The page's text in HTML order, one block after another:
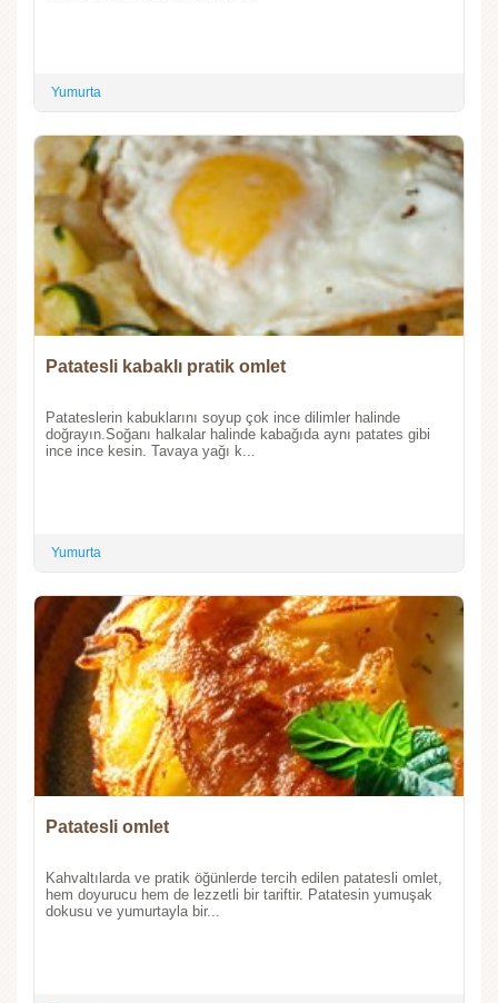
Yumurta
Patatesli kabaklı pratik omlet
Patateslerin kabuklarını soyup çok ince dilimler halinde
doğrayın.Soğanı halkalar halinde kabağıda aynı patates gibi
ince ince kesin. Tavaya yağı k...
Yumurta
Patatesli omlet
Kahvaltılarda ve pratik öğünlerde tercih edilen patatesli omlet,
hem doyurucu hem de lezzetli bir tariftir. Patatesin yumuşak
dokusu ve yumurtayla bir...